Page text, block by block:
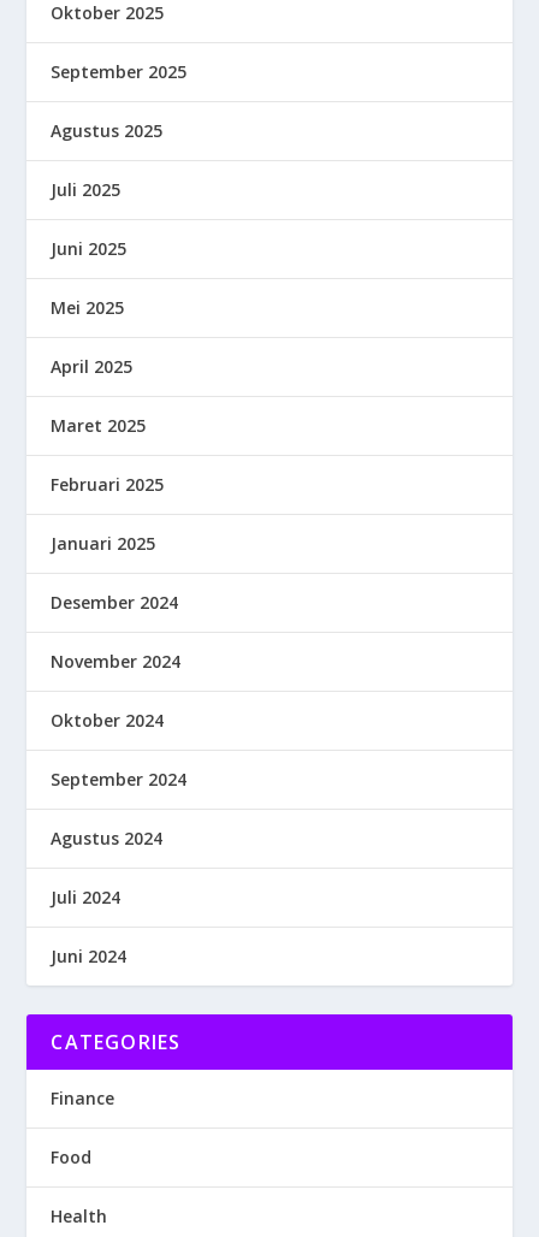
Oktober 2025
September 2025
Agustus 2025
Juli 2025
Juni 2025
Mei 2025
April 2025
Maret 2025
Februari 2025
Januari 2025
Desember 2024
November 2024
Oktober 2024
September 2024
Agustus 2024
Juli 2024
Juni 2024
CATEGORIES
Finance
Food
Health